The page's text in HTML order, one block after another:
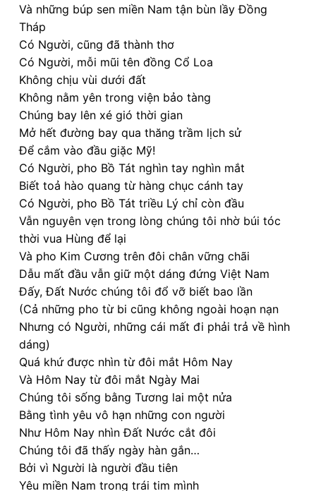
Và những búp sen miền Nam tận bùn lầy Đồng
Tháp
Có Người, cũng đã thành thơ
Có Người, mỗi mũi tên đồng Cổ Loa
Không chịu vùi dưới đất
Không nằm yên trong viện bảo tàng
Chúng bay lên xé gió thời gian
Mở hết đường bay qua thăng trầm lịch sử
Để cắm vào đầu giặc Mỹ!
Có Người, pho Bồ Tát nghìn tay nghìn mắt
Biết toả hào quang từ hàng chục cánh tay
Có Người, pho Bồ Tát triều Lý chỉ còn đầu
Vẫn nguyên vẹn trong lòng chúng tôi nhờ búi tóc
thời vua Hùng để lại
Và pho Kim Cương trên đôi chân vững chãi
Dẫu mất đầu vẫn giữ một dáng đứng Việt Nam
Đấy, Đất Nước chúng tôi đổ vỡ biết bao lần
(Cả những pho từ bi cũng không ngoài hoạn nạn
Nhưng có Người, những cái mất đi phải trả về hình
dáng)
Quá khứ được nhìn từ đôi mắt Hôm Nay
Và Hôm Nay từ đôi mắt Ngày Mai
Chúng tôi sống bằng Tương lai một nửa
Bằng tình yêu vô hạn những con người
Như Hôm Nay nhìn Đất Nước cắt đôi
Chúng tôi đã thấy ngày hàn gắn…
Bởi vì Người là người đầu tiên
Yêu miền Nam trong trái tim mình